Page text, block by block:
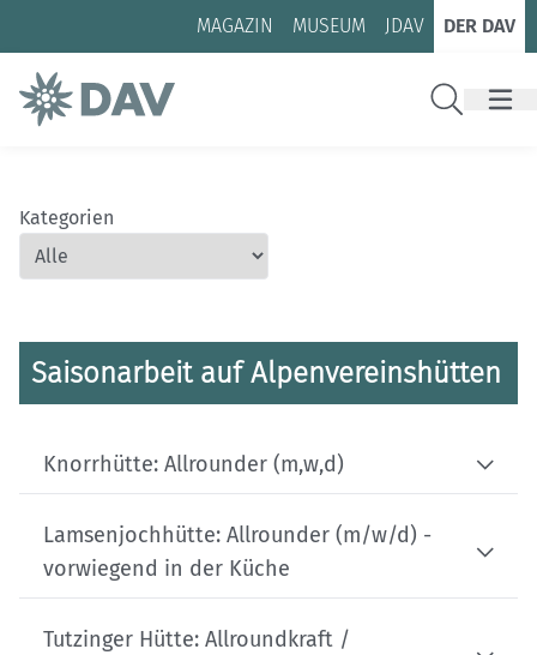
Zum Inhalt
Zur Footer-Navigation
MAGAZIN MUSEUM JDAV DER DAV
Kategorien
Saisonarbeit auf Alpenvereinshütten
Knorrhütte: Allrounder (m,w,d)
Lamsenjochhütte: Allrounder (m/w/d) -
vorwiegend in der Küche
Tutzinger Hütte: Allroundkraft /